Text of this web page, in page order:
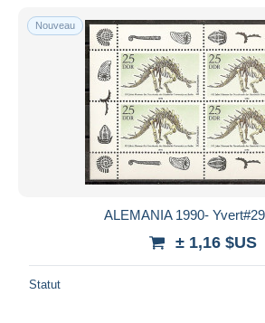
Nouveau
ALEMANIA 1990-
± 1,16 $US
Statut